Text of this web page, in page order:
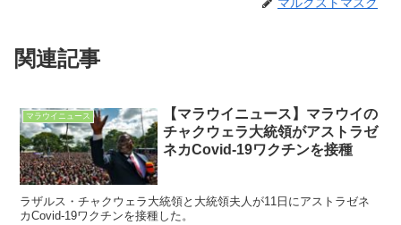
関連記事
マラウイニュース
【マラウイニュース】マラウイの
チャクウェラ大統領がアストラゼ
ネカCovid-19ワクチンを接種
ラザルス・チャクウェラ大統領と大統領夫人が11日にアストラゼネ
カCovid-19ワクチンを接種した。